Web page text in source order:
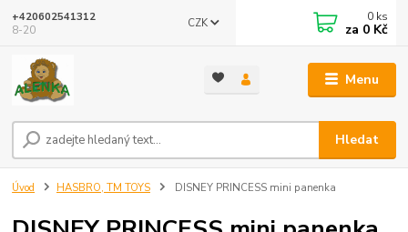
Menu
CZK
Hledat
+420602541312
8-20
0 ks
za 0 Kč
Úvod HASBRO, TM TOYS DISNEY PRINCESS mini panenka